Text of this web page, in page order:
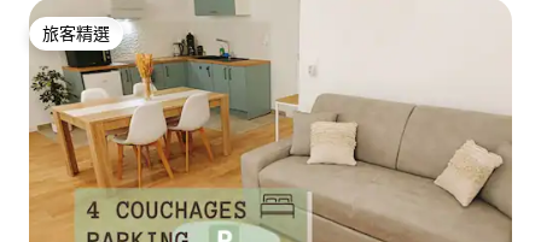
旅客精選
旅客精選